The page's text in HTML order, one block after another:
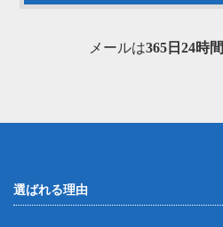
メールは365日24時間
選ばれる理由